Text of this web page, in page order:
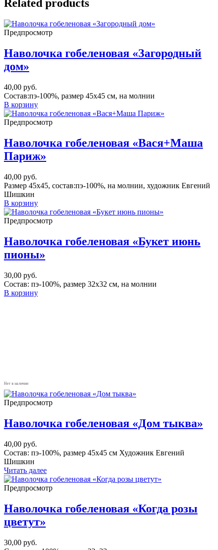
Related products
Предпросмотр
Наволочка гобеленовая «Загородный
дом»
40,00 руб.
Состав:пэ-100%, размер 45х45 см, на молнии
В корзину
Предпросмотр
Наволочка гобеленовая «Вася+Маша
Париж»
40,00 руб.
Размер 45х45, состав:пэ-100%, на молнии, художник Евгений
Шишкин
В корзину
Предпросмотр
Наволочка гобеленовая «Букет июнь
пионы»
30,00 руб.
Состав: пэ-100%, размер 32х32 см, на молнии
В корзину
Нет в наличии
Предпросмотр
Наволочка гобеленовая «Дом тыква»
40,00 руб.
Состав: пэ-100%, размер 45х45 см Художник Евгений
Шишкин
Читать далее
Предпросмотр
Наволочка гобеленовая «Когда розы
цветут»
30,00 руб.